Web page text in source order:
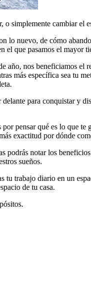
simplemente cambiar el
lo nuevo, de cómo
el que pasamos el mayor
nos beneficiamos el
más específica sea tu
para conquistar y
pensar qué es lo que
exactitud por dónde
notar los
sueños.
trabajo diario en un
de tu casa.